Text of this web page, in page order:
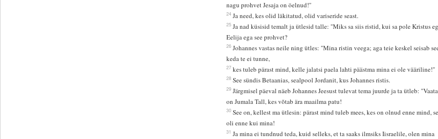
nagu prohvet Jesaja on öelnud!"
24 Ja need, kes olid läkitatud, olid variseride seast.
25 Ja nad küsisid temalt ja ütlesid talle: "Miks sa siis ristid, kui sa pole Kristus
Eelija ega see prohvet?
26 Johannes vastas neile ning ütles: "Mina ristin veega; aga teie keskel seisab
keda te ei tunne,
27 kes tuleb pärast mind, kelle jalatsi paela lahti päästma mina ei ole vääriline!"
28 See sündis Betaanias, sealpool Jordanit, kus Johannes ristis.
29 Järgmisel päeval näeb Johannes Jeesust tulevat tema juurde ja ta ütleb:
on Jumala Tall, kes võtab ära maailma patu!
30 See on, kellest ma ütlesin: pärast mind tuleb mees, kes on olnud enne mind,
oli enne kui mina!
31 Ja mina ei tundnud teda, kuid selleks, et ta saaks ilmsiks Iisraelile, olen mina